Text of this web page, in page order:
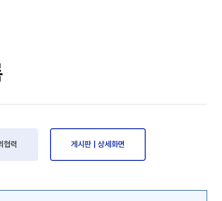
협력 게시판 | 상세화면